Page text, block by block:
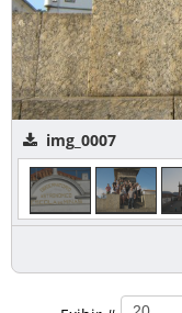
img_0007